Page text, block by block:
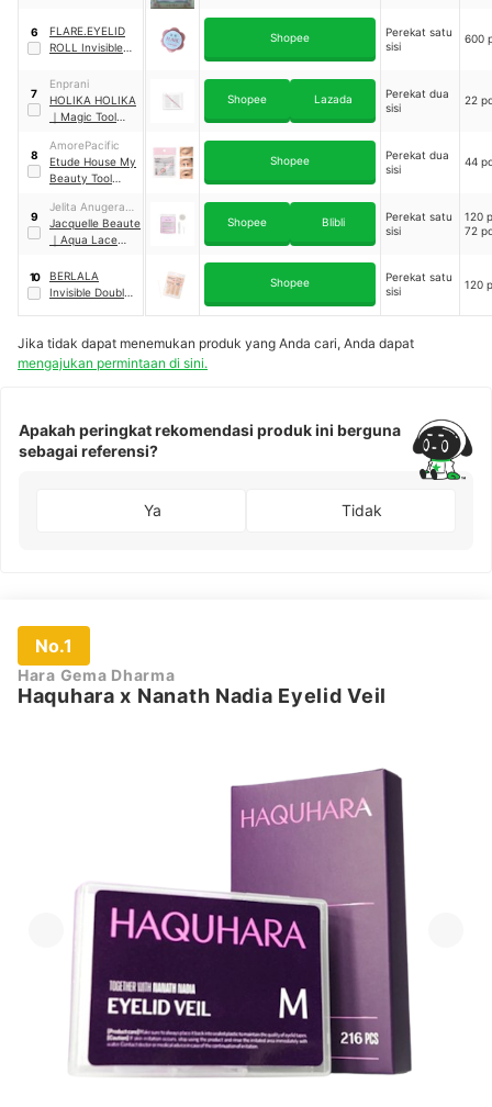
6
FLARE.EYELID
ROLL Invisible
Shopee
Perekat satu
sisi
600
7
Enprani
HOLIKA HOLIKA
｜ Magic Tool
Tape
Shopee Lazada
Perekat dua
sisi
22
8
AmorePacific
Etude House My
Beauty Tool
Tape
Shopee
Perekat dua
sisi
44
9
Jelita Anugerah
Indonesia
Jacquelle Beaute
｜ Aqua Lace
Eyelid Tape
Shopee Blibli
Perekat satu
sisi
120
72
10
BERLALA
Invisible Double
Shopee
Perekat satu
sisi
120
Jika tidak dapat menemukan produk yang Anda cari, Anda dapat
mengajukan permintaan di sini.
Apakah peringkat rekomendasi produk ini berguna
sebagai referensi?
Ya Tidak
No.1
Hara Gema Dharma
Haquhara x Nanath Nadia Eyelid Veil